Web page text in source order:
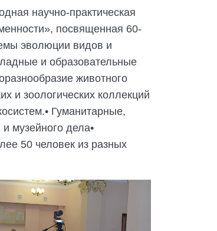
научно-практическая
посвященная 60-
эволюции видов и
и образовательные
животного
и зоологических коллекций
Гуманитарные,
музейного дела•
50 человек из разных